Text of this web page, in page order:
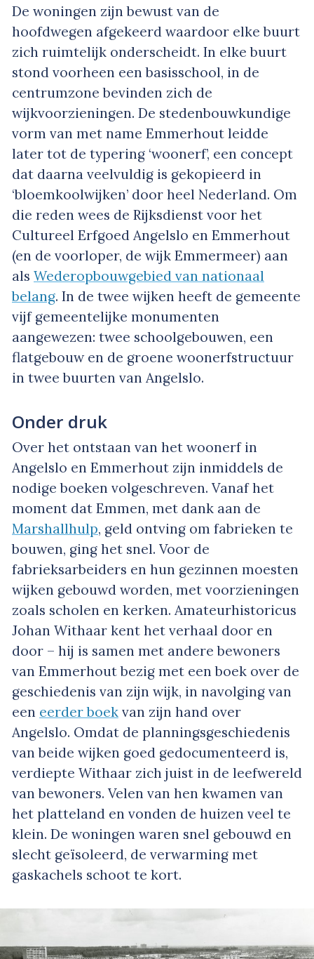
De woningen zijn bewust van de
hoofdwegen afgekeerd waardoor elke buurt
zich ruimtelijk onderscheidt. In elke buurt
stond voorheen een basisschool, in de
centrumzone bevinden zich de
wijkvoorzieningen. De stedenbouwkundige
vorm van met name Emmerhout leidde
later tot de typering ‘woonerf’, een concept
dat daarna veelvuldig is gekopieerd in
‘bloemkoolwijken’ door heel Nederland. Om
die reden wees de Rijksdienst voor het
Cultureel Erfgoed Angelslo en Emmerhout
(en de voorloper, de wijk Emmermeer) aan
als Wederopbouwgebied van nationaal
belang. In de twee wijken heeft de gemeente
vijf gemeentelijke monumenten
aangewezen: twee schoolgebouwen, een
flatgebouw en de groene woonerfstructuur
in twee buurten van Angelslo.
Onder druk
Over het ontstaan van het woonerf in
Angelslo en Emmerhout zijn inmiddels de
nodige boeken volgeschreven. Vanaf het
moment dat Emmen, met dank aan de
Marshallhulp, geld ontving om fabrieken te
bouwen, ging het snel. Voor de
fabrieksarbeiders en hun gezinnen moesten
wijken gebouwd worden, met voorzieningen
zoals scholen en kerken. Amateurhistoricus
Johan Withaar kent het verhaal door en
door – hij is samen met andere bewoners
van Emmerhout bezig met een boek over de
geschiedenis van zijn wijk, in navolging van
een eerder boek van zijn hand over
Angelslo. Omdat de planningsgeschiedenis
van beide wijken goed gedocumenteerd is,
verdiepte Withaar zich juist in de leefwereld
van bewoners. Velen van hen kwamen van
het platteland en vonden de huizen veel te
klein. De woningen waren snel gebouwd en
slecht geïsoleerd, de verwarming met
gaskachels schoot te kort.